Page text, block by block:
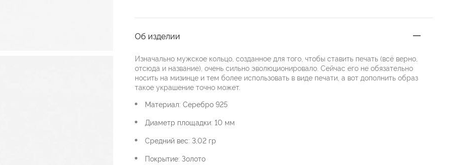
Об изделии
Изначально мужское кольцо, созданное для того, чтобы ставить печать (всё верно,
отсюда и название), очень сильно эволюционировало. Сейчас его не обязательно
носить на мизинце и тем более использовать в виде печати, а вот дополнить образ
такое украшение точно может.
Материал: Серебро 925
Диаметр площадки: 10 мм
Средний вес: 3,02 гр
Покрытие: Золото